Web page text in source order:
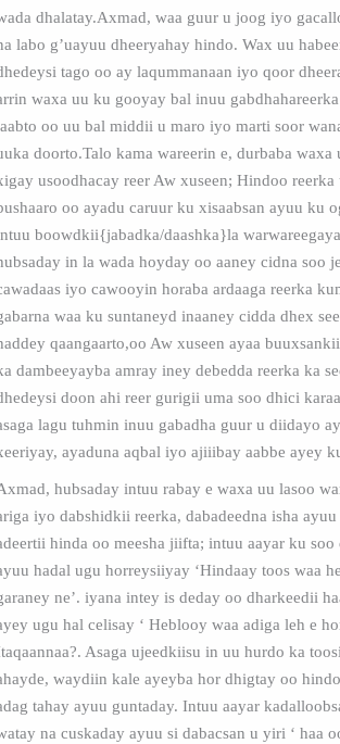
dhalatay.Axmad, waa guur u joog iyo
labo g’uayuu dheeryahay hindo. Wax uu
tago oo ay laqummanaan iyo qoor
waxa uu ku gooyay bal inuu
oo uu bal middii u maro iyo marti soor
doorto.Talo kama wareerin e, durbaba waxa
usoodhacay reer Aw xuseen; Hindoo
oo ayadu caruur ku xisaabsan ayuu ku
boowdkii{jabadka/daashka}la
in la wada hoyday oo aaney cidna soo
iyo cawooyin horaba ardaaga reerka
waa ku suntaneyd inaaney cidda dhex
qaangaarto,oo Aw xuseen ayaa
dambeeyayba amray iney debedda reerka ka
doon ahi reer gurigii uma soo dhici
lagu tuhmin inuu gabadha guur u diidayo
ayaduna aqbal iyo ajiiibay aabbe ayey
hubsaday intuu rabay e waxa uu lasoo
iyo dabshidkii reerka, dabadeedna isha
hinda oo meesha jiifta; intuu aayar ku soo
hadal ugu horreysiiyay ‘Hindaay toos waa
ne’. iyana intey is deday oo dharkeedii
ugu hal celisay ‘ Heblooy waa adiga leh e
Asaga ujeedkiisu in uu hurdo ka
waydiin kale ayeyba hor dhigtay oo
tahay ayuu guntaday. Intuu aayar
na cuskaday ayuu si dabacsan u yiri ‘ haa